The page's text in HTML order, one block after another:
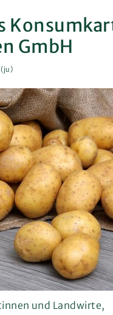
GmbH
(ju)
und Landwirte,